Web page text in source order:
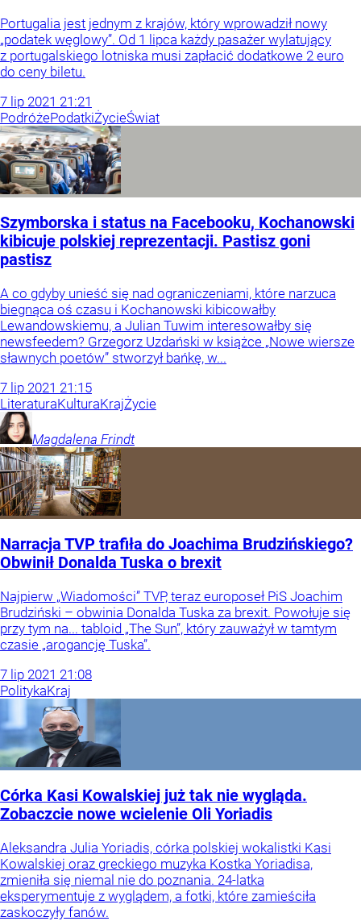
Portugalia jest jednym z krajów, który wprowadził nowy
„podatek węglowy”. Od 1 lipca każdy pasażer wylatujący
z portugalskiego lotniska musi zapłacić dodatkowe 2 euro
do ceny biletu.
7 lip 2021 21:21
PodróżePodatkiŻycieŚwiat
Szymborska i status na Facebooku, Kochanowski
kibicuje polskiej reprezentacji. Pastisz goni
pastisz
A co gdyby unieść się nad ograniczeniami, które narzuca
biegnąca oś czasu i Kochanowski kibicowałby
Lewandowskiemu, a Julian Tuwim interesowałby się
newsfeedem? Grzegorz Uzdański w książce „Nowe wiersze
sławnych poetów” stworzył bańkę, w...
7 lip 2021 21:15
LiteraturaKulturaKrajŻycie
Magdalena Frindt
Narracja TVP trafiła do Joachima Brudzińskiego?
Obwinił Donalda Tuska o brexit
Najpierw „Wiadomości” TVP, teraz europoseł PiS Joachim
Brudziński – obwinia Donalda Tuska za brexit. Powołuje się
przy tym na... tabloid „The Sun”, który zauważył w tamtym
czasie „arogancję Tuska”.
7 lip 2021 21:08
PolitykaKraj
Córka Kasi Kowalskiej już tak nie wygląda.
Zobaczcie nowe wcielenie Oli Yoriadis
Aleksandra Julia Yoriadis, córka polskiej wokalistki Kasi
Kowalskiej oraz greckiego muzyka Kostka Yoriadisa,
zmieniła się niemal nie do poznania. 24-latka
eksperymentuje z wyglądem, a fotki, które zamieściła
zaskoczyły fanów.